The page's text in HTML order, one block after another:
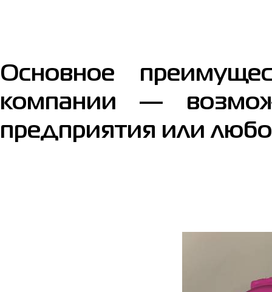
Основное
компании —
предприятия или